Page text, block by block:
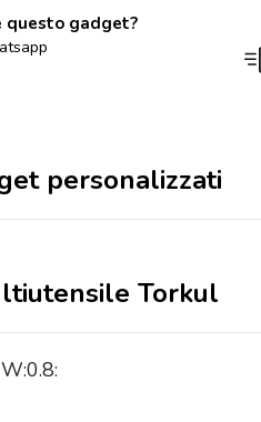
questo gadget?
personalizzati
Torkul